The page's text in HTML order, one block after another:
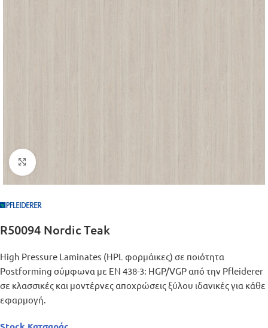
Μεγέθυνση
R50094 Nordic Teak
High Pressure Laminates (HPL φορμάικες) σε ποιότητα
Postforming σύμφωνα με EN 438-3: HGP/VGP από την Pfleiderer
σε κλασσικές και μοντέρνες αποχρώσεις ξύλου ιδανικές για κάθε
εφαρμογή.